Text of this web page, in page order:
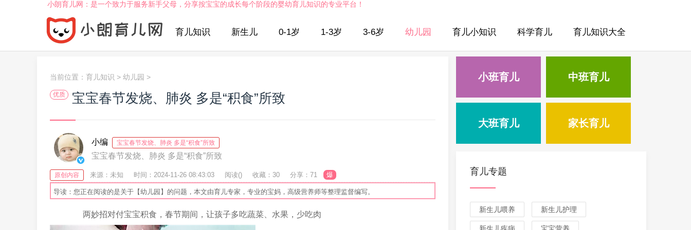
小朗育儿网：是一个致力于服务新手父母，分享按宝宝的成长每个阶段的婴幼育儿知识的专业平台！
育儿知识 新生儿 0-1岁 1-3岁 3-6岁 幼儿园 育儿小知识 科学育儿 育儿知识大全
当前位置： 育儿知识 > 幼儿园 >
优质 宝宝春节发烧、肺炎 多是“积食”所致
小编 宝宝春节发烧、肺炎 多是“积食”所致
宝宝春节发烧、肺炎 多是“积食”所致
原创内容 来源：未知 时间：2024-11-26 08:43:03 阅读() 收藏：30 分享：71 爆
导读：您正在阅读的是关于【幼儿园】的问题，本文由育儿专家，专业的宝妈，高级营养师等整理监督编写。
两妙招对付宝宝积食，春节期间，让孩子多吃蔬菜、水果，少吃肉
小班育儿 中班育儿
大班育儿 家长育儿
育儿专题
新生儿喂养 新生儿护理